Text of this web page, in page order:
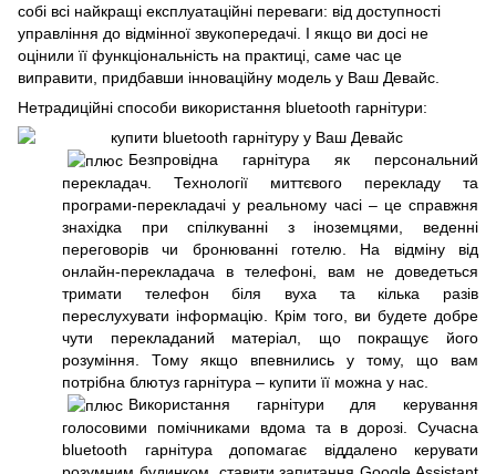
собі всі найкращі експлуатаційні переваги: від доступності
управління до відмінної звукопередачі. І якщо ви досі не
оцінили її функціональність на практиці, саме час це
виправити, придбавши інноваційну модель у Ваш Девайс.
Нетрадиційні способи використання bluetooth гарнітури:
Безпровідна гарнітура як персональний
перекладач. Технології миттєвого перекладу та
програми-перекладачі у реальному часі – це справжня
знахідка при спілкуванні з іноземцями, веденні
переговорів чи бронюванні готелю. На відміну від
онлайн-перекладача в телефоні, вам не доведеться
тримати телефон біля вуха та кілька разів
переслухувати інформацію. Крім того, ви будете добре
чути перекладаний матеріал, що покращує його
розуміння. Тому якщо впевнились у тому, що вам
потрібна блютуз гарнітура – купити її можна у нас.
Використання гарнітури для керування
голосовими помічниками вдома та в дорозі. Сучасна
bluetooth гарнітура допомагає віддалено керувати